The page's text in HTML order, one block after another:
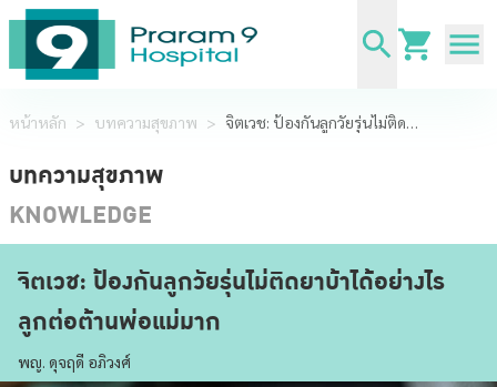
หน้าหลัก > บทความสุขภาพ > จิตเวช: ป้องกันลูกวัยรุ่นไม่ติดยาบ้าได้อย่างไร ลูกต่อต้านพ่อแม่มาก
บทความสุขภาพ
KNOWLEDGE
จิตเวช: ป้องกันลูกวัยรุ่นไม่ติดยาบ้าได้อย่างไร
ลูกต่อต้านพ่อแม่มาก
พญ. ดุจฤดี อภิวงศ์